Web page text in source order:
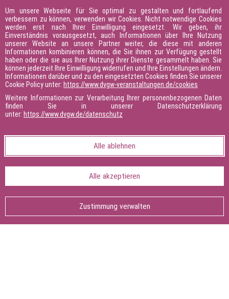
Ihre Ansprechperson
Sie haben Fragen zum Bildungsfahrplan? Sprechen Sie uns
gern an.
Guido Laugs
BILDUNGSBERATUNG UND -PLANUNG
Telefon +49 228 9188 641
E-Mail schreiben
Seite teilen:
Um unsere Webseite für Sie optimal zu gestalten und fortlaufend
verbessern zu können, verwenden wir Cookies. Nicht notwendige Cookies
werden erst nach Ihrer Einwilligung eingesetzt. Wir geben, ihr
Einverständnis vorausgesetzt, auch Informationen über Ihre Nutzung
unserer Website an unsere Partner weiter, die diese mit anderen
Informationen kombinieren können, die Sie ihnen zur Verfügung gestellt
haben oder die sie aus Ihrer Nutzung ihrer Dienste gesammelt haben. Sie
können jederzeit Ihre Einwilligung widerrufen und Ihre Einstellungen ändern.
Informationen darüber und zu den eingesetzten Cookies finden Sie unserer
Cookie Policy unter: https://www.dvgw-veranstaltungen.de/cookies
Weitere Informationen zur Verarbeitung Ihrer personenbezogenen Daten
finden Sie in unserer Datenschutzerklärung
unter: https://www.dvgw.de/datenschutz
Alle ablehnen
Alle akzeptieren
Zustimmung verwalten